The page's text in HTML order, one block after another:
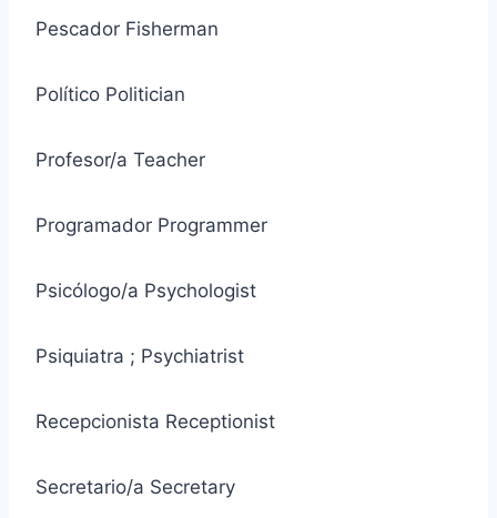
Pescador Fisherman
Político Politician
Profesor/a Teacher
Programador Programmer
Psicólogo/a Psychologist
Psiquiatra ; Psychiatrist
Recepcionista Receptionist
Secretario/a Secretary